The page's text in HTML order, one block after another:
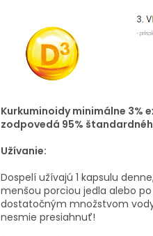
Kurkuminoidy minimálne 3%
zodpovedá 95%
Užívanie:
Dospelí užívajú 1 kapsulu
menšou porciou jedla alebo
dostatočným množstvom
nesmie presiahnuť!